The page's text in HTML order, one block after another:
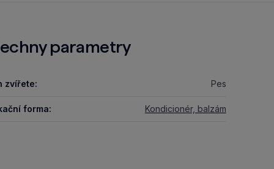
parametry
zvířete: Pes
forma: Kondicionér, balzám